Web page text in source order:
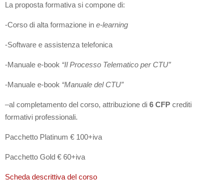
La proposta formativa si compone di:
-Corso di alta formazione ine-learning
-Software e assistenza telefonica
-Manuale e-book “Il Processo Telematico per CTU”
-Manuale e-book “Manuale del CTU”
–al completamento del corso, attribuzione di6 CFP crediti
formativi professionali.
Pacchetto Platinum € 100+iva
Pacchetto Gold € 60+iva
Scheda descrittiva del corso